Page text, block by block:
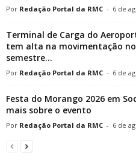
Redação Portal da RMC - 6 de
Terminal de Carga do
tem alta na movimentação
semestre...
Redação Portal da RMC - 6 de
Festa do Morango 2026 em
mais sobre o evento
Redação Portal da RMC - 6 de